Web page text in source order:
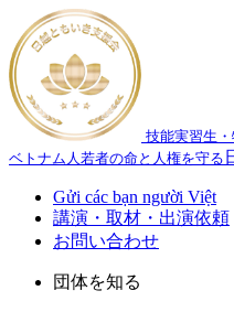
技能実習生
ベトナム人若者の命と人権を守る
Gửi các bạn người Việt
講演・取材・出演依頼
お問い合わせ
団体を知る